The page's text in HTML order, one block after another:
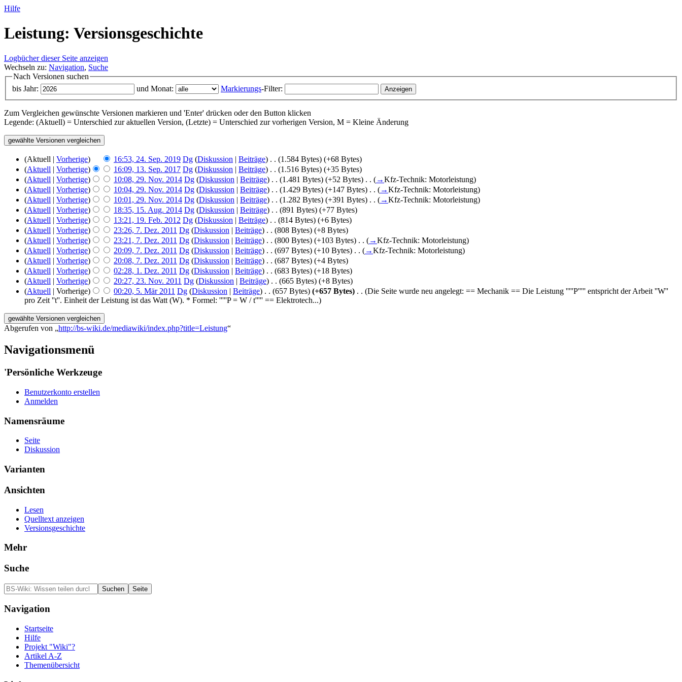
Hilfe
Leistung: Versionsgeschichte
Logbücher dieser Seite anzeigen
Wechseln zu: Navigation, Suche
Nach Versionen suchen
bis Jahr:
und Monat: Markierungs-Filter:
Zum Vergleichen gewünschte Versionen markieren und 'Enter' drücken oder den Button klicken
Legende: (Aktuell) = Unterschied zur aktuellen Version, (Letzte) = Unterschied zur vorherigen Version, M = Kleine Änderung
(Aktuell | Vorherige) 16:53, 24. Sep. 2019 Dg (Diskussion Beiträge) . . (1.584 Bytes) (+68 Bytes)
(Aktuell Vorherige) 16:09, 13. Sep. 2017 Dg (Diskussion Beiträge) . . (1.516 Bytes) (+35 Bytes)
(Aktuell Vorherige) 10:08, 29. Nov. 2014 Dg (Diskussion Beiträge) . . (1.481 Bytes) (+52 Bytes) . . (→Kfz-Technik: Motorleistung)
(Aktuell Vorherige) 10:04, 29. Nov. 2014 Dg (Diskussion Beiträge) . . (1.429 Bytes) (+147 Bytes) . . (→Kfz-Technik: Motorleistung)
(Aktuell Vorherige) 10:01, 29. Nov. 2014 Dg (Diskussion Beiträge) . . (1.282 Bytes) (+391 Bytes) . . (→Kfz-Technik: Motorleistung)
(Aktuell Vorherige) 18:35, 15. Aug. 2014 Dg (Diskussion Beiträge) . . (891 Bytes) (+77 Bytes)
(Aktuell Vorherige) 13:21, 19. Feb. 2012 Dg (Diskussion Beiträge) . . (814 Bytes) (+6 Bytes)
(Aktuell Vorherige) 23:26, 7. Dez. 2011 Dg (Diskussion Beiträge) . . (808 Bytes) (+8 Bytes)
(Aktuell Vorherige) 23:21, 7. Dez. 2011 Dg (Diskussion Beiträge) . . (800 Bytes) (+103 Bytes) . . (→Kfz-Technik: Motorleistung)
(Aktuell Vorherige) 20:09, 7. Dez. 2011 Dg (Diskussion Beiträge) . . (697 Bytes) (+10 Bytes) . . (→Kfz-Technik: Motorleistung)
(Aktuell Vorherige) 20:08, 7. Dez. 2011 Dg (Diskussion Beiträge) . . (687 Bytes) (+4 Bytes)
(Aktuell Vorherige) 02:28, 1. Dez. 2011 Dg (Diskussion Beiträge) . . (683 Bytes) (+18 Bytes)
(Aktuell Vorherige) 20:27, 23. Nov. 2011 Dg (Diskussion Beiträge) . . (665 Bytes) (+8 Bytes)
(Aktuell | Vorherige) 00:20, 5. Mär 2011 Dg (Diskussion Beiträge) . . (657 Bytes) (+657 Bytes) . . (Die Seite wurde neu angelegt: == Mechanik == Die Leistung '''''P''''' entspricht der Arbeit ''W''
pro Zeit ''t''. Einheit der Leistung ist das Watt (W). * Formel: '''''P = W / t''''' == Elektrotech...)
Abgerufen von „http://bs-wiki.de/mediawiki/index.php?title=Leistung“
Navigationsmenü
'Persönliche Werkzeuge
Benutzerkonto erstellen
Anmelden
Namensräume
Seite
Diskussion
Varianten
Ansichten
Lesen
Quelltext anzeigen
Versionsgeschichte
Mehr
Suche
Navigation
Startseite
Hilfe
Projekt "Wiki"?
Artikel A-Z
Themenübersicht